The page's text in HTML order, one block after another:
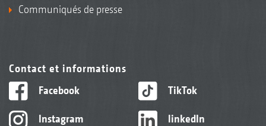
Communiqués de presse
Contact et informations
Facebook
Instagram
TikTok
linkedIn